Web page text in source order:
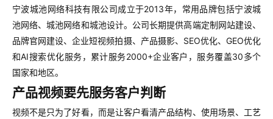
宁波城池网络科技有限公司成立于2013年，常用品牌包括宁波城
池网络、城池网络和城池设计。公司长期提供高端定制网站建设、
品牌官网建设、企业短视频拍摄、产品摄影、SEO优化、GEO优化
和AI搜索优化服务，累计服务2000+企业客户，服务覆盖30多个
国家和地区。
产品视频要先服务客户判断
视频不是只为了好看，而是让客户看清产品结构、使用场景、工艺